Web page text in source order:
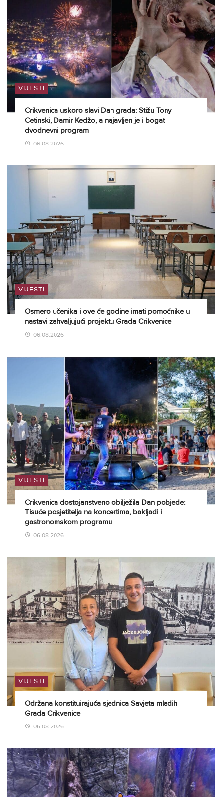
VIJESTI
Crikvenica uskoro slavi Dan grada: Stižu Tony
Cetinski, Damir Kedžo, a najavljen je i bogat
dvodnevni program
06.08.2026
VIJESTI
Osmero učenika i ove će godine imati pomoćnike u
nastavi zahvaljujući projektu Grada Crikvenice
06.08.2026
VIJESTI
Crikvenica dostojanstveno obilježila Dan pobjede:
Tisuće posjetitelja na koncertima, bakljadi i
gastronomskom programu
06.08.2026
VIJESTI
Održana konstituirajuća sjednica Savjeta mladih
Grada Crikvenice
06.08.2026